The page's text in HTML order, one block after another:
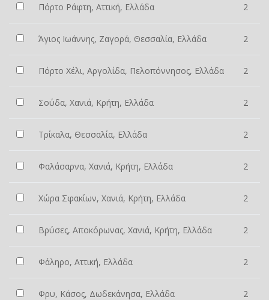
Πόρτο Ράφτη, Αττική, Ελλάδα 2
Άγιος Ιωάννης, Ζαγορά, Θεσσαλία, Ελλάδα 2
Πόρτο Χέλι, Αργολίδα, Πελοπόννησος, Ελλάδα 2
Σούδα, Χανιά, Κρήτη, Ελλάδα 2
Τρίκαλα, Θεσσαλία, Ελλάδα 2
Φαλάσαρνα, Χανιά, Κρήτη, Ελλάδα 2
Χώρα Σφακίων, Χανιά, Κρήτη, Ελλάδα 2
Βρύσες, Αποκόρωνας, Χανιά, Κρήτη, Ελλάδα 2
Φάληρο, Αττική, Ελλάδα 2
Φρυ, Κάσος, Δωδεκάνησα, Ελλάδα 2